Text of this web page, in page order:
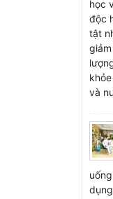
học
độc
tật
và